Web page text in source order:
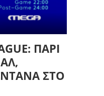
ΠΑΡΙ
ΣΤΟ